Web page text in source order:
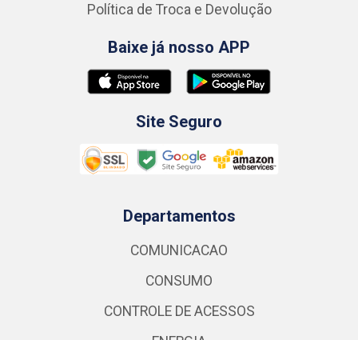
Política de Troca e Devolução
Baixe já nosso APP
Site Seguro
Departamentos
COMUNICACAO
CONSUMO
CONTROLE DE ACESSOS